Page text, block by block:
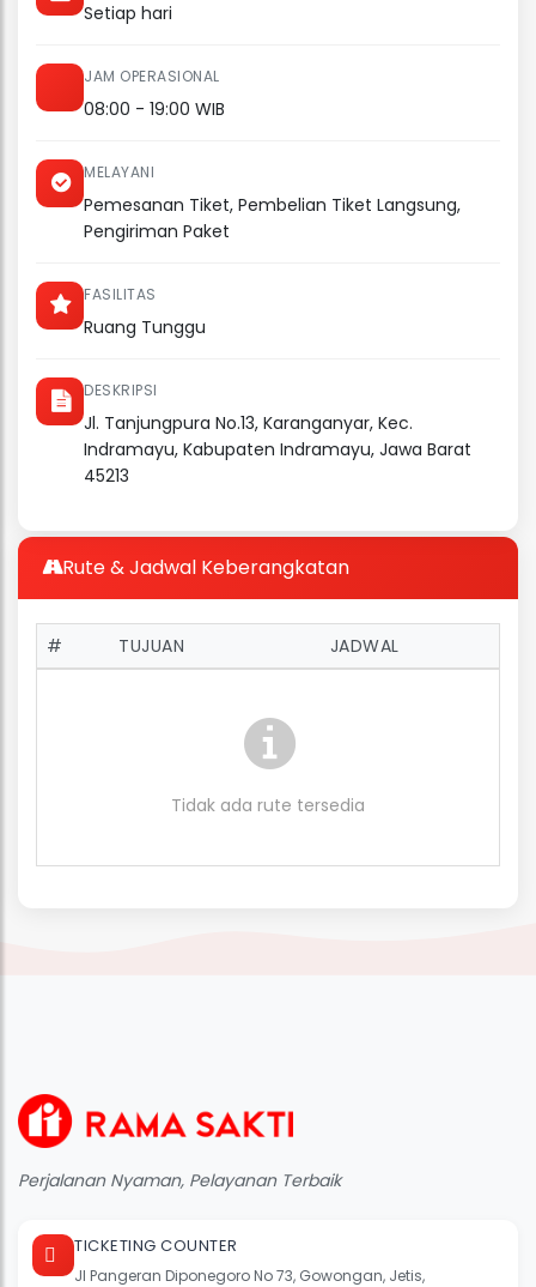
Rute & Jadwal Keberangkatan
# TUJUAN JADWAL
Tidak ada rute tersedia
Setiap hari
JAM OPERASIONAL
08:00 - 19:00 WIB
MELAYANI
Pemesanan Tiket, Pembelian Tiket Langsung,
Pengiriman Paket
FASILITAS
Ruang Tunggu
DESKRIPSI
Jl. Tanjungpura No.13, Karanganyar, Kec.
Indramayu, Kabupaten Indramayu, Jawa Barat
45213
Perjalanan Nyaman, Pelayanan Terbaik
TICKETING COUNTER
Jl Pangeran Diponegoro No 73, Gowongan, Jetis,